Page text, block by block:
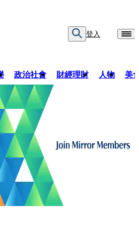
登入
政治社會 財經理財 人物 美